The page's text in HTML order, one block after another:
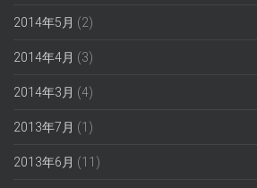
2014年5月 (2)
2014年4月 (3)
2014年3月 (4)
2013年7月 (1)
2013年6月 (11)